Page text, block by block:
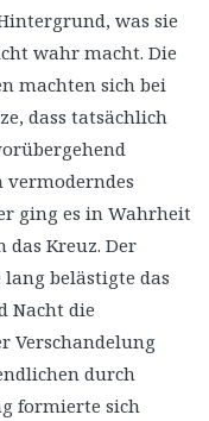
was sie
wahr macht. Die
machten sich bei
dass tatsächlich
vermoderndes
ging es in Wahrheit
das Kreuz. Der
belästigte das
Nacht die
Verschandelung
durch
formierte sich